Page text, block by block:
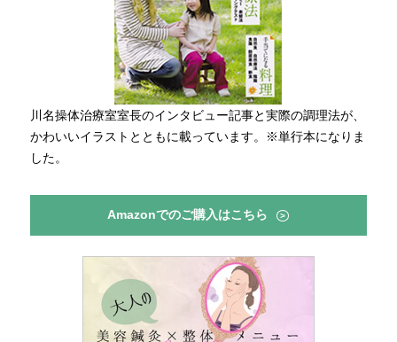
川名操体治療室室長のインタビュー記事と実際の調理法が、
かわいいイラストとともに載っています。※単行本になりま
した。
Amazonでのご購入はこちら >